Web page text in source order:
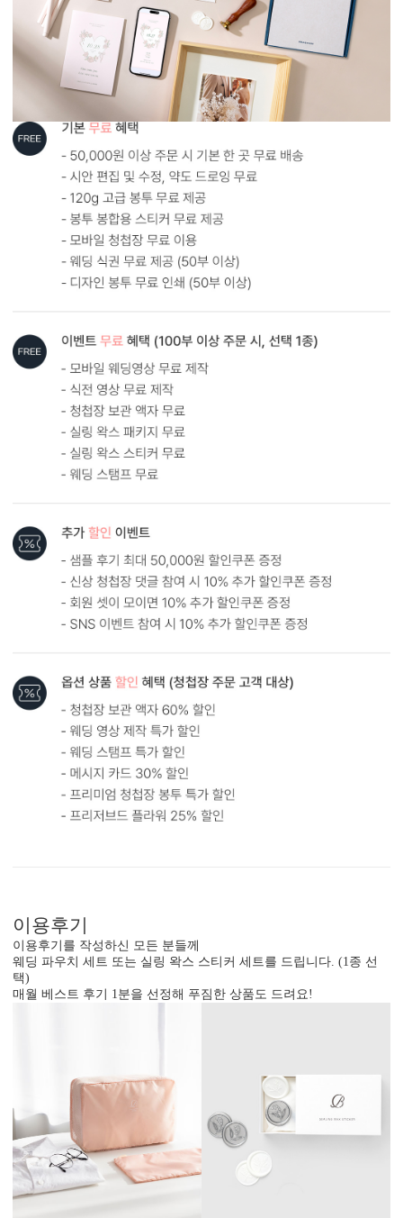
AI로 해상도 UP
AI 업스케일링 기술로 해상도를 보완해드립니다.
다만, 지나치게 저화질인 경우에는 업스케일링 후에도 인쇄 품질에
AI 해상도 업그레이드 신청하기
AI 업스케일링
형태 및 구성
봉합용 스티커 기본 구성입니다.
흰색 봉투를 기본으로 제공하는 카드입니다. (변경 가능)
내용 인쇄
기본 인쇄 내용(인사말, 약도 등)이 컬러 인쇄됩니다.
달력이 함께 구성되어 있어 예식일을 기억하기 쉽습니다.
이용후기
이용후기를 작성하신 모든 분들께
웨딩 파우치 세트 또는 실링 왁스 스티커 세트를 드립니다. (1종 선
택)
매월 베스트 후기 1분을 선정해 푸짐한 상품도 드려요!